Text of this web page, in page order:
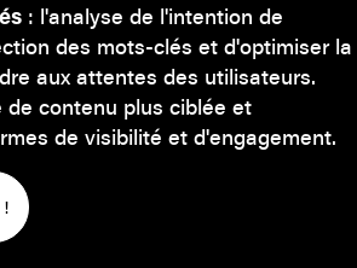
: l'analyse de l'intention de
des mots-clés et d'optimiser la
aux attentes des utilisateurs.
contenu plus ciblée et
de visibilité et d'engagement.
!